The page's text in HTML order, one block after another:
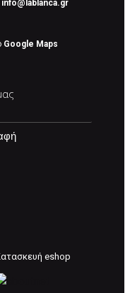
info@lablanca.gr
Google Maps
eshop